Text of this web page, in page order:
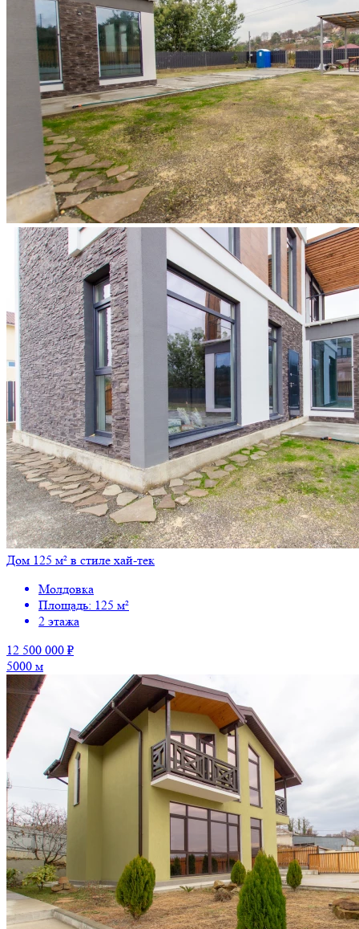
Дом 125 м² в стиле хай-тек
Молдовка
Площадь: 125 м²
2 этажа
12 500 000 ₽
5000 м